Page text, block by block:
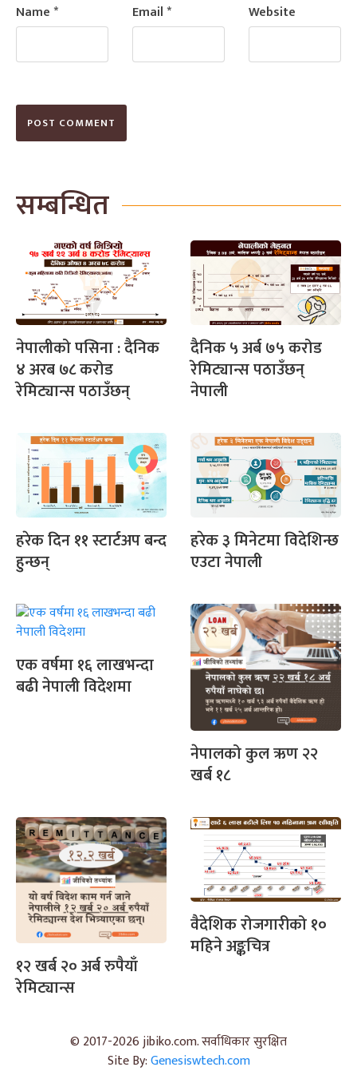
Name* Email* Website
सम्बन्धित
नेपालीको पसिना : दैनिक
४ अरब ७८ करोड
रेमिट्यान्स पठाउँछन्
दैनिक ५ अर्ब ७५ करोड
रेमिट्यान्स पठाउँछन्
नेपाली
हरेक दिन ११ स्टार्टअप बन्द
हुन्छन्
हरेक ३ मिनेटमा विदेशिन्छ
एउटा नेपाली
एक वर्षमा १६ लाखभन्दा
बढी नेपाली विदेशमा
नेपालको कुल ऋण २२
खर्ब १८
१२ खर्ब २० अर्ब रुपैयाँ
रेमिट्यान्स
वैदेशिक रोजगारीको १०
महिने अङ्कचित्र
© 2017-2026 jibiko.com. सर्वाधिकार सुरक्षित
Site By:Genesiswtech.com